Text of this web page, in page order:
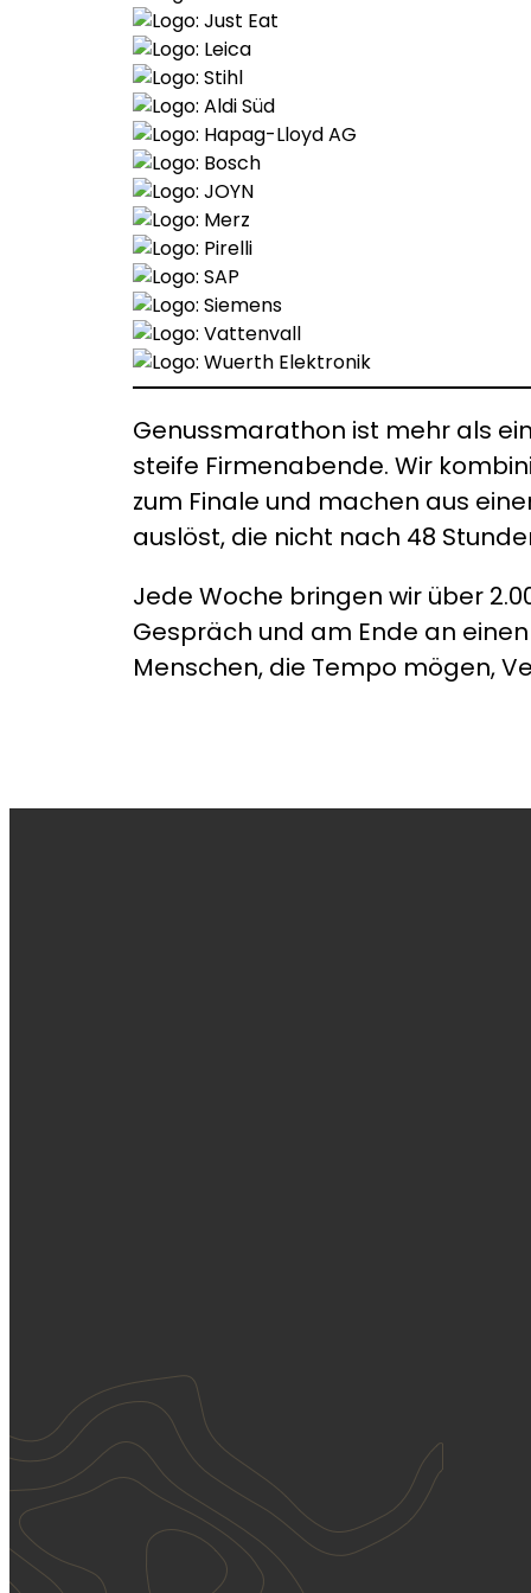
Genussmarathon ist mehr als
steife Firmenabende. Wir
zum Finale und machen aus
auslöst, die nicht nach 48
Jede Woche bringen wir über
Gespräch und am Ende an
Menschen, die Tempo mögen,